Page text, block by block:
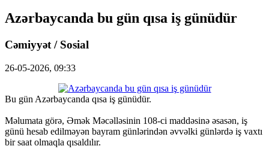
Azərbaycanda bu gün qısa iş günüdür
Cəmiyyət / Sosial
26-05-2026, 09:33
Bu gün Azərbaycanda qısa iş günüdür.
Məlumata görə, Əmək Məcəlləsinin 108-ci maddəsinə əsasən, iş
günü hesab edilməyən bayram günlərindən əvvəlki günlərdə iş vaxtı
bir saat olmaqla qısaldılır.